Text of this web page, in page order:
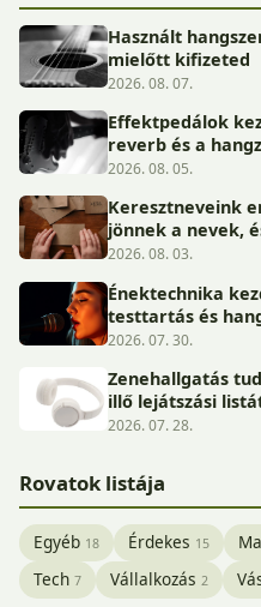
Használt
mielőtt kifizeted
2026. 08. 07.
Effektpedálok
reverb és a
2026. 08. 05.
Keresztneveink
jönnek a nevek,
2026. 08. 03.
Énektechnika
testtartás és
2026. 07. 30.
Zenehallgatás
illő lejátszási
2026. 07. 28.
Rovatok listája
Egyéb 18 Érdekes 15
Tech 7 Vállalkozás 2